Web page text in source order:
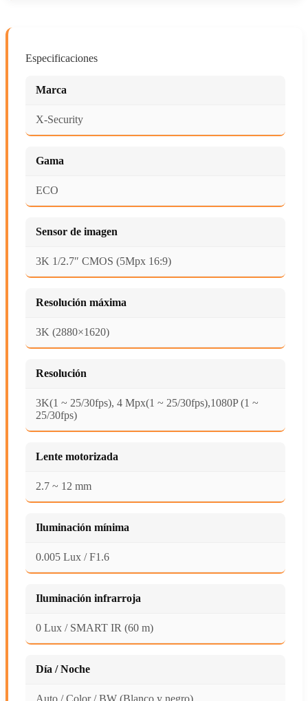
Especificaciones
Marca
X-Security
Gama
ECO
Sensor de imagen
3K 1/2.7″ CMOS (5Mpx 16:9)
Resolución máxima
3K (2880×1620)
Resolución
3K(1 ~ 25/30fps), 4 Mpx(1 ~ 25/30fps),1080P (1 ~
25/30fps)
Lente motorizada
2.7 ~ 12 mm
Iluminación mínima
0.005 Lux / F1.6
Iluminación infrarroja
0 Lux / SMART IR (60 m)
Día / Noche
Auto / Color / BW (Blanco y negro)